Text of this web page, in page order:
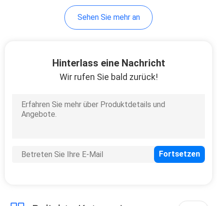
Sehen Sie mehr an
Hinterlass eine Nachricht
Wir rufen Sie bald zurück!